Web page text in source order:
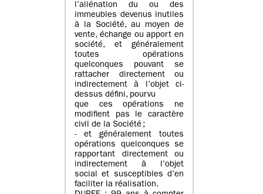
l’aliénation du ou des
immeubles devenus inutiles
à la Société, au moyen de
vente, échange ou apport en
société, et généralement
toutes opérations
quelconques pouvant se
rattacher directement ou
indirectement à l’objet ci-
dessus défini, pourvu
que ces opérations ne
modifient pas le caractère
civil de la Société ;
- et généralement toutes
opérations quelconques se
rapportant directement ou
indirectement à l’objet
social et susceptibles d’en
faciliter la réalisation.